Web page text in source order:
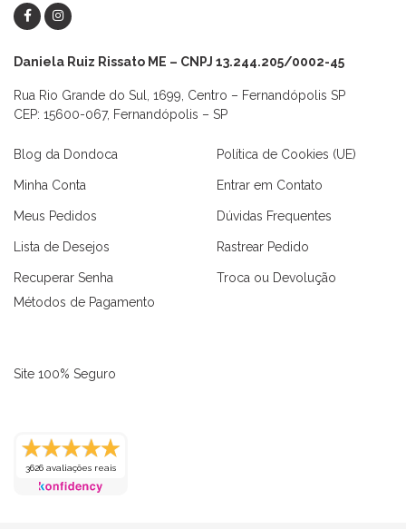
Macaquinhos
Daniela Ruiz Rissato ME – CNPJ 13.244.205/0002-45
Rua Rio Grande do Sul, 1699, Centro – Fernandópolis SP
CEP: 15600-067, Fernandópolis – SP
Blog da Dondoca
Minha Conta
Meus Pedidos
Lista de Desejos
Recuperar Senha
Política de Cookies (UE)
Entrar em Contato
Dúvidas Frequentes
Rastrear Pedido
Troca ou Devolução
Métodos de Pagamento
Site 100% Seguro
3626 avaliações reais